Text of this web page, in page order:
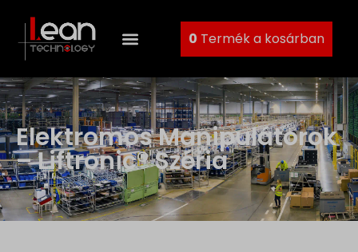
0 Termék a kosárban
Elektromos Manipulátorok
– Liftronic® Széria